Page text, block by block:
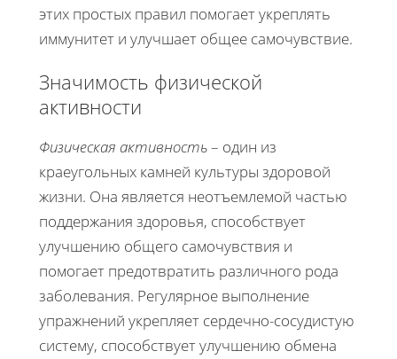
этих простых правил помогает укреплять
иммунитет и улучшает общее самочувствие.
Значимость физической
активности
Физическая активность– один из
краеугольных камней культуры здоровой
жизни. Она является неотъемлемой частью
поддержания здоровья, способствует
улучшению общего самочувствия и
помогает предотвратить различного рода
заболевания. Регулярное выполнение
упражнений укрепляет сердечно-сосудистую
систему, способствует улучшению обмена